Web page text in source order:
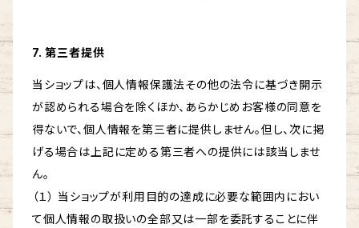
7. 第三者提供
当ショップは、個人情報保護法その他の法令に基づき開示
が認められる場合を除くほか、あらかじめお客様の同意を
得ないで、個人情報を第三者に提供しません。但し、次に掲
げる場合は上記に定める第三者への提供には該当しませ
ん。
（１） 当ショップが利用目的の達成に必要な範囲内におい
て個人情報の取扱いの全部又は一部を委託することに伴